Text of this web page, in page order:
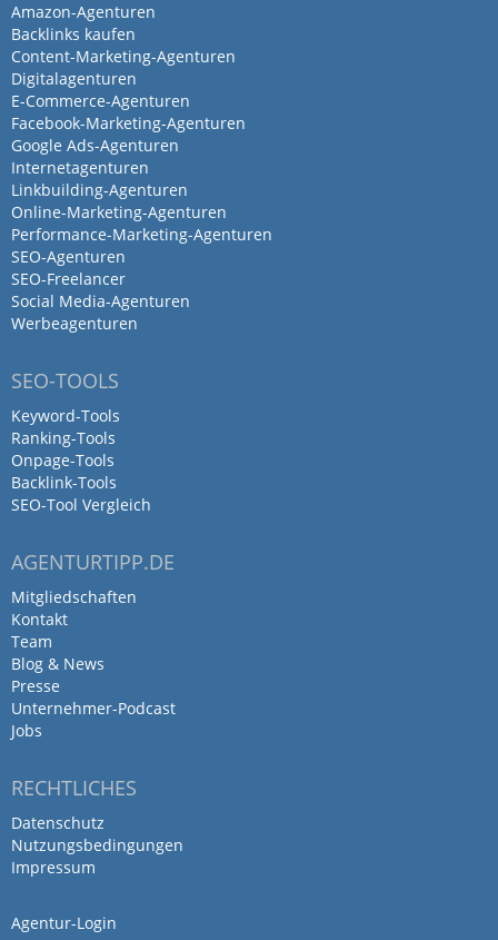
Amazon-Agenturen
Backlinks kaufen
Content-Marketing-Agenturen
Digitalagenturen
E-Commerce-Agenturen
Facebook-Marketing-Agenturen
Google Ads-Agenturen
Internetagenturen
Linkbuilding-Agenturen
Online-Marketing-Agenturen
Performance-Marketing-Agenturen
SEO-Agenturen
SEO-Freelancer
Social Media-Agenturen
Werbeagenturen
SEO-TOOLS
Keyword-Tools
Ranking-Tools
Onpage-Tools
Backlink-Tools
SEO-Tool Vergleich
AGENTURTIPP.DE
Mitgliedschaften
Kontakt
Team
Blog & News
Presse
Unternehmer-Podcast
Jobs
RECHTLICHES
Datenschutz
Nutzungsbedingungen
Impressum
Agentur-Login